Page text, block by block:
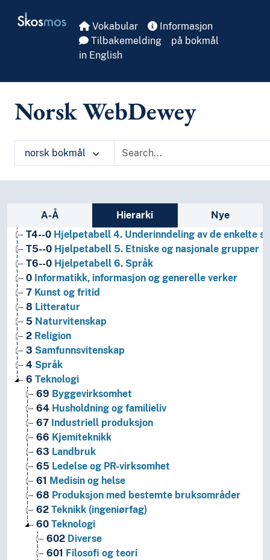
Skosmos Vokabular
Informasjon
Tilbakemelding
på bokmål
in English
Norsk WebDewey
norsk bokmål
Sidefelt: navigér i vokabularet
A-Å Hierarki Nye
1Filosofi og psykologi
T1--0 Hjelpetabell 1. Generell forminndeling
T3B--0
Hjelpetabell 3B. Underinndeling av verker
T3C--0 Hjelpetabell 3C. Tilleggsnumre for kunst og
T4--0 Hjelpetabell 4. Underinndeling av de enkelte
T5--0 Hjelpetabell 5. Etniske og nasjonale grupper
T6--0 Hjelpetabell 6. Språk
0 Informatikk, informasjon og generelle verker
7 Kunst og fritid
8 Litteratur
5 Naturvitenskap
2 Religion
3 Samfunnsvitenskap
4 Språk
6 Teknologi
69 Byggevirksomhet
64 Husholdning og familieliv
67 Industriell produksjon
66 Kjemiteknikk
63 Landbruk
65 Ledelse og PR-virksomhet
61 Medisin og helse
68 Produksjon med bestemte bruksområder
62 Teknikk (ingeniørfag)
60 Teknologi
602 Diverse
601 Filosofi og teori